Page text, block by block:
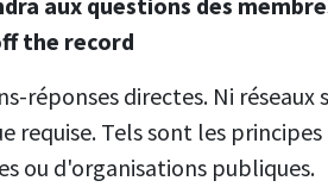
the record
réponses directes. Ni
Tels sont les
ou d'organisations publiques.